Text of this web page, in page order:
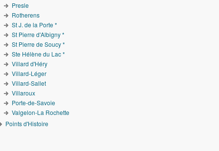
Presle
Rotherens
St J. de la Porte *
St Pierre d'Albigny *
St Pierre de Soucy *
Ste Hélène du Lac *
Villard d'Héry
Villard-Léger
Villard-Sallet
Villaroux
Porte-de-Savoie
Valgelon-La Rochette
Points d'Histoire